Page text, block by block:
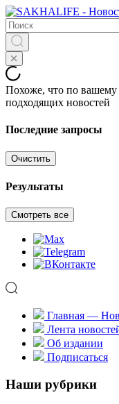
Похоже, что по вашему
подходящих новостей
Последние запросы
Очистить
Результаты
Смотреть все
Главная —
Лента
Об издании
Подписаться
Наши рубрики